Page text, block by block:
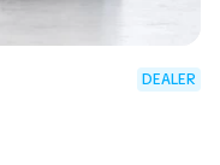
DEALER